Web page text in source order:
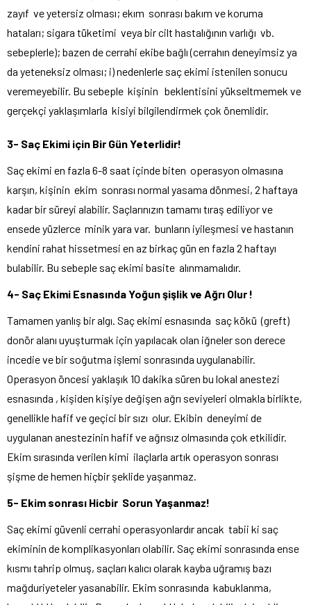
zayıf ve yetersiz olması; ekım sonrası bakım ve koruma
hataları; sigara tüketimi veya bir cilt hastalığının varlığı vb.
sebeplerle); bazen de cerrahi ekibe bağlı (cerrahın deneyimsiz ya
da yeteneksiz olması; i) nedenlerle saç ekimi istenilen sonucu
veremeyebilir. Bu sebeple kişinin beklentisini yükseltmemek ve
gerçekçi yaklaşımlarla kisiyi bilgilendirmek çok önemlidir.
3- Saç Ekimi için Bir Gün Yeterlidir!
Saç ekimi en fazla 6-8 saat içinde biten operasyon olmasına
karşın, kişinin ekim sonrası normal yasama dönmesi, 2 haftaya
kadar bir süreyi alabilir. Saçlarınızın tamamı tıraş ediliyor ve
ensede yüzlerce minik yara var. bunların iyileşmesi ve hastanın
kendini rahat hissetmesi en az birkaç gün en fazla 2 haftayı
bulabilir. Bu sebeple saç ekimi basite alınmamalıdır.
4- Saç Ekimi Esnasında Yoğun şişlik ve Ağrı Olur !
Tamamen yanlış bir algı. Saç ekimi esnasında saç kökü (greft)
donör alanı uyuşturmak için yapılacak olan iğneler son derece
incedie ve bir soğutma işlemi sonrasında uygulanabilir.
Operasyon öncesi yaklaşık 10 dakika süren bu lokal anestezi
esnasında , kişiden kişiye değişen ağrı seviyeleri olmakla birlikte,
genellikle hafif ve geçici bir sızı olur. Ekibin deneyimi de
uygulanan anestezinin hafif ve ağrısız olmasında çok etkilidir.
Ekim sırasında verilen kimi ilaçlarla artık operasyon sonrası
şişme de hemen hiçbir şeklide yaşanmaz.
5- Ekim sonrası Hicbir Sorun Yaşanmaz!
Saç ekimi güvenli cerrahi operasyonlardır ancak tabii ki saç
ekiminin de komplikasyonları olabilir. Saç ekimi sonrasında ense
kısmı tahrip olmuş, saçları kalıcı olarak kayba uğramış bazı
mağduriyeteler yasanabilir. Ekim sonrasında kabuklanma,